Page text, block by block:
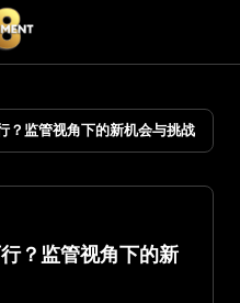
？监管视角下的新机会与挑战
？监管视角下的新